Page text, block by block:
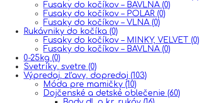
Fusaky do kočíkov – BAVLNA (0)
Fusaky do kočíkov – POLAR (0)
Fusaky do kočíkov – VLNA (0)
Rukávniky do kočíka (0)
Fusaky do kočíkov – MINKY, VELVET (0)
Fusaky do kočíkov – BAVLNA (0)
0-25kg (0)
Svetríky, svetre (0)
Výpredaj, zľavy, dopredaj (103)
Móda pre mamičky (10)
Dojčenské a detské oblečenie (60)